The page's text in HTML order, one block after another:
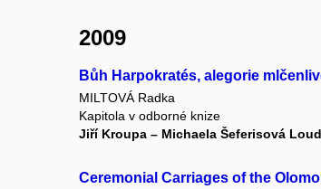
2009
Bůh Harpokratés, alegorie
MILTOVÁ Radka
Kapitola v odborné knize
Jiří Kroupa – Michaela Šeferisová
Ceremonial Carriages of the